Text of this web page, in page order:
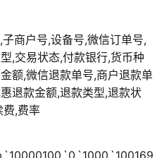
商户号,设备号,微信订单号,
,交易状态,付款银行,货币种
额,微信退款单号,商户退款单
退款金额,退款类型,退款状
费,费率